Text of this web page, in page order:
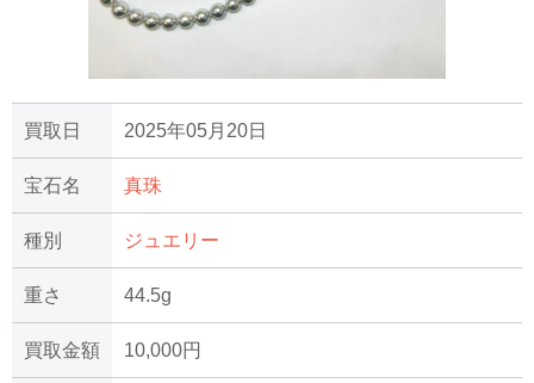
買取日 2025年05月20日
宝石名 真珠
種別 ジュエリー
重さ 44.5g
買取金額 10,000円